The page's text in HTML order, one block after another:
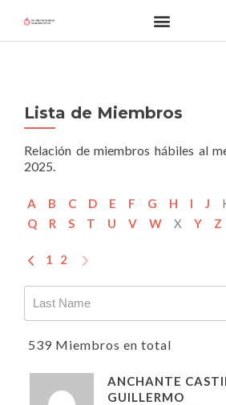
Lista de Miembros
Relación de miembros hábiles al
2025.
A B C D E F G H I J
Q
R S T U V W X Y Z
1 2
539 Miembros en total
ANCHANTE
GUILLERMO